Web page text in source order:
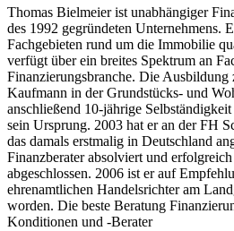
Thomas Bielmeier ist unabhängiger
des 1992 gegründeten Unternehmens.
Fachgebieten rund um die Immobilie
verfügt über ein breites Spektrum an
Finanzierungsbranche. Die
Kaufmann in der Grundstücks- und
anschließend 10-jährige
sein Ursprung. 2003 hat er an der FH
das damals erstmalig in Deutschland
Finanzberater absolviert und
abgeschlossen. 2006 ist er auf
ehrenamtlichen Handelsrichter am
worden. Die beste Beratung
Konditionen und -Berater